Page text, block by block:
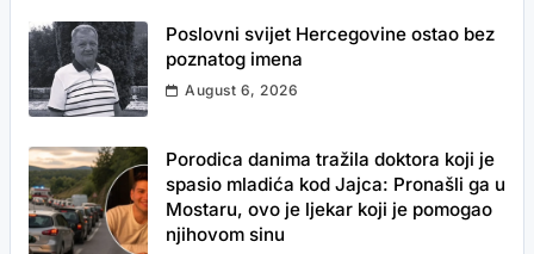
Poslovni svijet Hercegovine ostao bez
poznatog imena
August 6, 2026
Porodica danima tražila doktora koji je
spasio mladića kod Jajca: Pronašli ga u
Mostaru, ovo je ljekar koji je pomogao
njihovom sinu